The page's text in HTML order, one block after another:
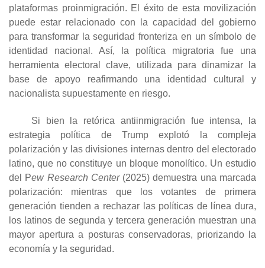
plataformas proinmigración. El éxito de esta movilización
puede estar relacionado con la capacidad del gobierno
para transformar la seguridad fronteriza en un símbolo de
identidad nacional. Así, la política migratoria fue una
herramienta electoral clave, utilizada para dinamizar la
base de apoyo reafirmando una identidad cultural y
nacionalista supuestamente en riesgo.
Si bien la retórica antiinmigración fue intensa, la
estrategia política de Trump explotó la compleja
polarización y las divisiones internas dentro del electorado
latino, que no constituye un bloque monolítico. Un estudio
del Pew Research Center (2025) demuestra una marcada
polarización: mientras que los votantes de primera
generación tienden a rechazar las políticas de línea dura,
los latinos de segunda y tercera generación muestran una
mayor apertura a posturas conservadoras, priorizando la
economía y la seguridad.